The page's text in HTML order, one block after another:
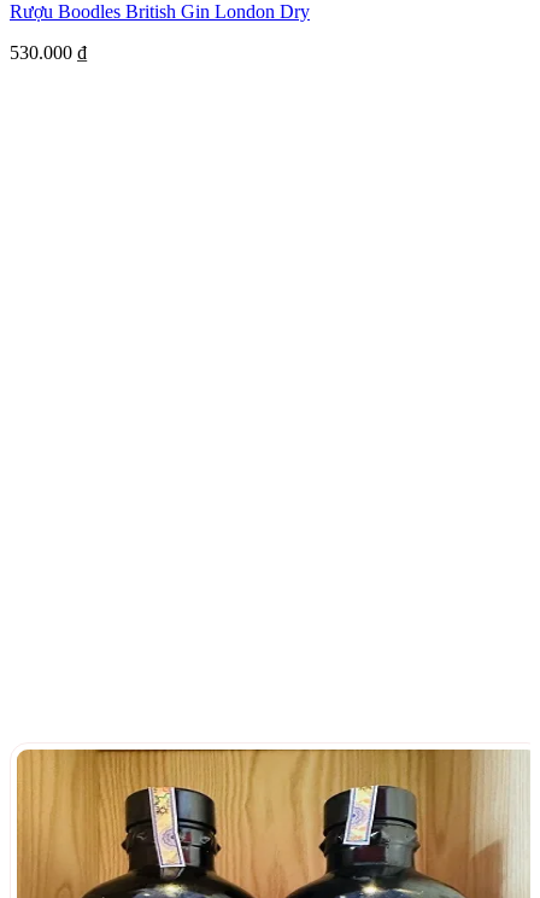
Rượu Boodles British Gin London Dry
530.000 ₫